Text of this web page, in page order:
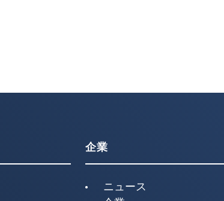
企業
ニュース